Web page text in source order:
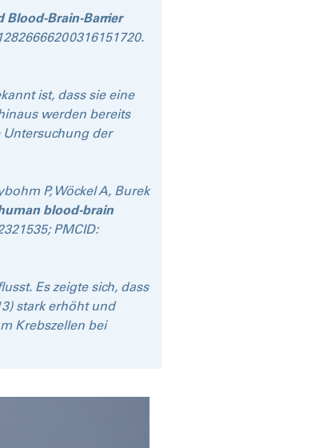
Blood-Brain-Barrier
ist, dass sie eine
werden bereits
Untersuchung der
P, Wöckel A, Burek
blood-brain
PMCID:
Es zeigte sich, dass
stark erhöht und
Krebszellen bei